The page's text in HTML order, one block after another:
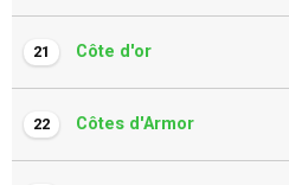
21 Côte d'or
22 Côtes d'Armor